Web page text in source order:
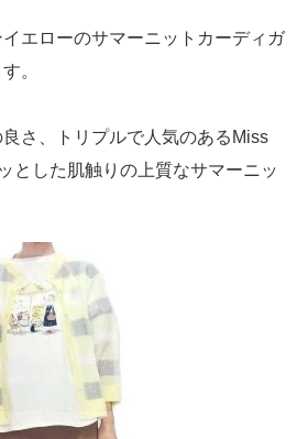
エローのサマーニットカーディガ
。
さ、トリプルで人気のあるMiss
とした肌触りの上質なサマーニッ